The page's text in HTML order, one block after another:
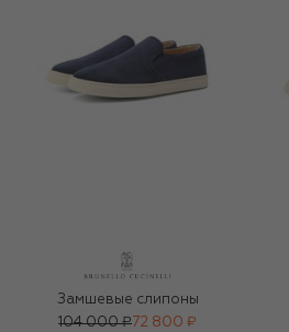
Замшевые слипоны
104 000 ₽72 800 ₽